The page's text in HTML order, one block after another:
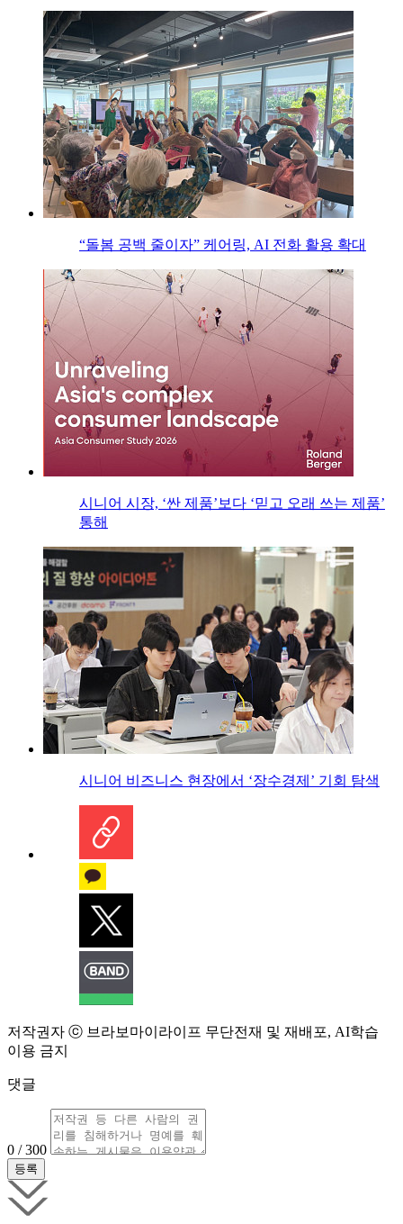
“돌봄 공백 줄이자” 케어링, AI 전화 활용 확대
시니어 시장, ‘싼 제품’보다 ‘믿고 오래 쓰는 제품’
통해
시니어 비즈니스 현장에서 ‘장수경제’ 기회 탐색
저작권자 ⓒ 브라보마이라이프 무단전재 및 재배포, AI학습
이용 금지
댓글
0 / 300